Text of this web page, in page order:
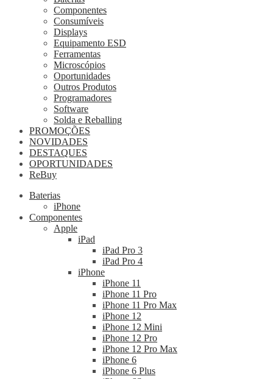
Componentes
Consumíveis
Displays
Equipamento ESD
Ferramentas
Microscópios
Oportunidades
Outros Produtos
Programadores
Software
Solda e Reballing
PROMOÇÕES
NOVIDADES
DESTAQUES
OPORTUNIDADES
ReBuy
Baterias
iPhone
Componentes
Apple
iPad
iPad Pro 3
iPad Pro 4
iPhone
iPhone 11
iPhone 11 Pro
iPhone 11 Pro Max
iPhone 12
iPhone 12 Mini
iPhone 12 Pro
iPhone 12 Pro Max
iPhone 6
iPhone 6 Plus